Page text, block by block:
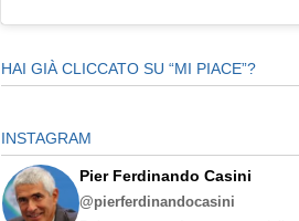
HAI GIÀ CLICCATO SU “MI PIACE”?
INSTAGRAM
Pier Ferdinando Casini
@pierferdinandocasini